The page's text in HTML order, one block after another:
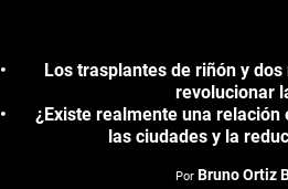
Los trasplantes de riñón y
revolucionar
¿Existe realmente una
las ciudades y la
Por Bruno Ortiz